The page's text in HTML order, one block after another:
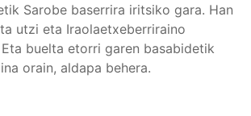
Sarobe baserrira iritsiko gara. Han
utzi eta Iraolaetxeberriraino
buelta etorri garen basabidetik
orain, aldapa behera.